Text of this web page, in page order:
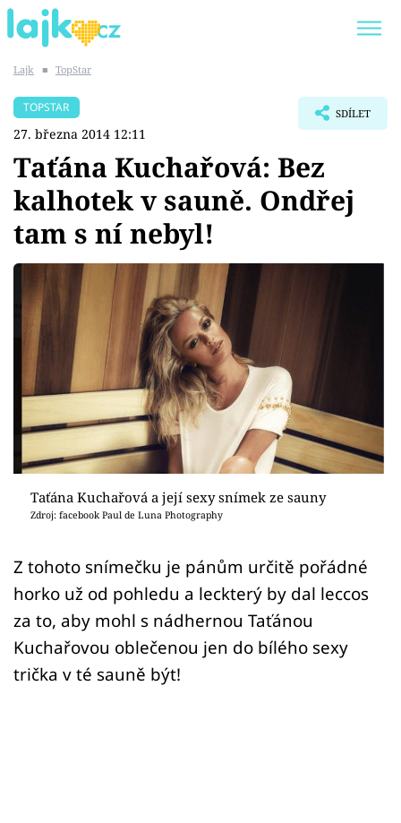
SHOPAHOLICADEL
Témata
Showbyznys
Youtubeři
Virály
Sex a vztahy
Videa
Sledujte prima+
Sledujte nás
Lajk ■ TopStar
TOPSTAR
27. března 2014 12:11
SDÍLET
Taťána Kuchařová: Bez
kalhotek v sauně. Ondřej
tam s ní nebyl!
Taťána Kuchařová a její sexy snímek ze sauny
Zdroj: facebook Paul de Luna Photography
Z tohoto snímečku je pánům určitě pořádné
horko už od pohledu a leckterý by dal leccos
za to, aby mohl s nádhernou Taťánou
Kuchařovou oblečenou jen do bílého sexy
trička v té sauně být!